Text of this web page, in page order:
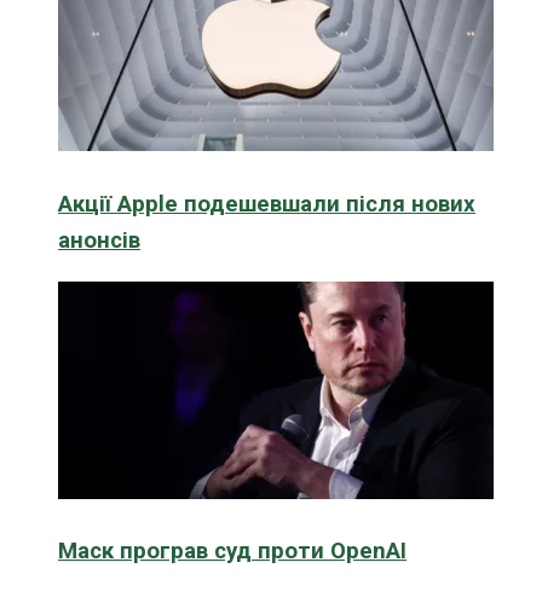
Акції Apple подешевшали після нових
анонсів
Маск програв суд проти OpenAI